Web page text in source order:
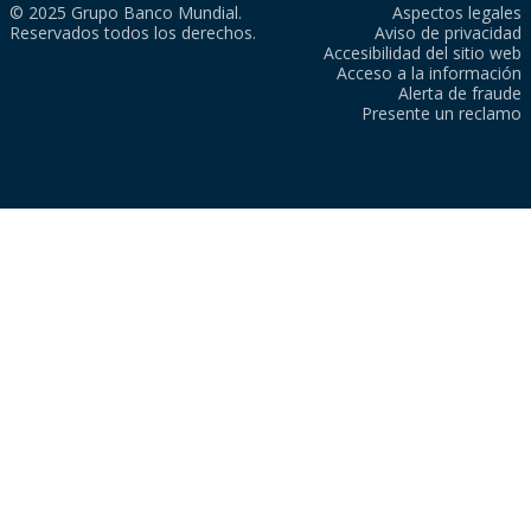
© 2025 Grupo Banco Mundial.
Reservados todos los derechos.
Aspectos legales
Aviso de privacidad
Accesibilidad del sitio web
Acceso a la información
Alerta de fraude
Presente un reclamo